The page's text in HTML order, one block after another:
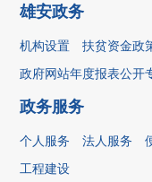
雄安政务
机构设置 扶贫资金政
政府网站年度报表公开
政务服务
个人服务 法人服务
工程建设